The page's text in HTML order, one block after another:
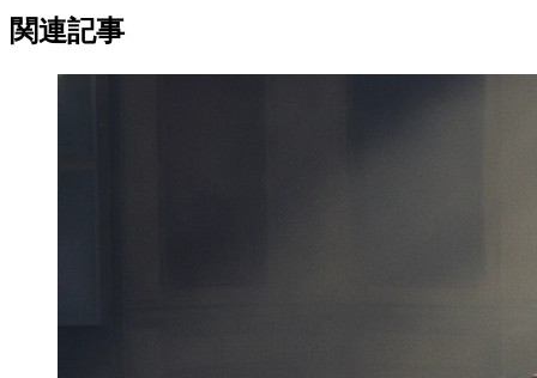
関連記事